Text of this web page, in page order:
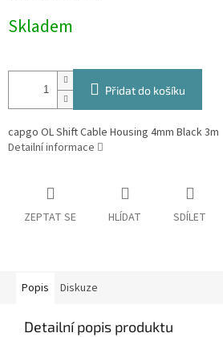
cena:
Skladem
Přidat do košíku
capgo OL Shift Cable Housing 4mm Black 3m
Detailní informace
ZEPTAT SE HLÍDAT SDÍLET
Popis Diskuze
Detailní popis produktu